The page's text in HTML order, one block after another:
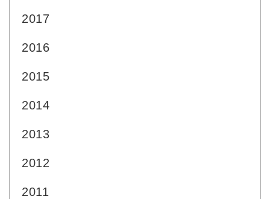
2017
2016
2015
2014
2013
2012
2011